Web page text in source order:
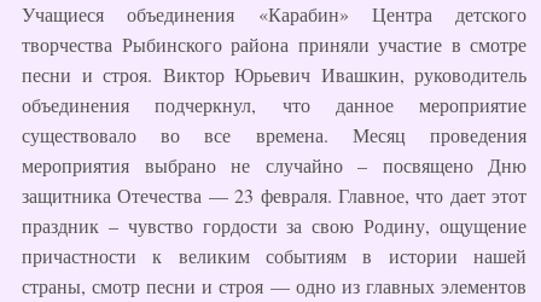
Учащиеся объединения «Карабин» Центра детского
творчества Рыбинского района приняли участие в смотре
песни и строя. Виктор Юрьевич Ивашкин, руководитель
объединения подчеркнул, что данное мероприятие
существовало во все времена. Месяц проведения
мероприятия выбрано не случайно – посвящено Дню
защитника Отечества — 23 февраля. Главное, что дает этот
праздник – чувство гордости за свою Родину, ощущение
причастности к великим событиям в истории нашей
страны, смотр песни и строя — одно из главных элементов